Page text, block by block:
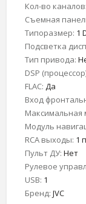
Кол-во каналов:
Съемная
Типоразмер: 1
Подсветка
Тип привода:
DSP
FLAC: Да
Вход
Максимальная
Модуль
RCA выходы: 1
Пульт ДУ: Нет
Рулевое
USB: 1
Бренд: JVC